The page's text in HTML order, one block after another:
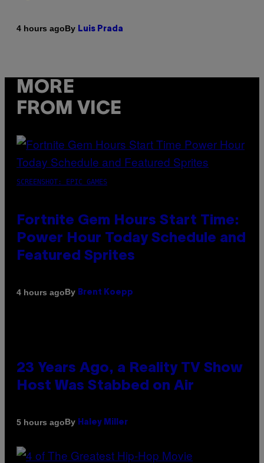
4 hours agoBy Luis Prada
MORE
FROM VICE
SCREENSHOT: EPIC GAMES
Fortnite Gem Hours Start Time:
Power Hour Today Schedule and
Featured Sprites
4 hours agoBy Brent Koepp
23 Years Ago, a Reality TV Show
Host Was Stabbed on Air
5 hours agoBy Haley Miller